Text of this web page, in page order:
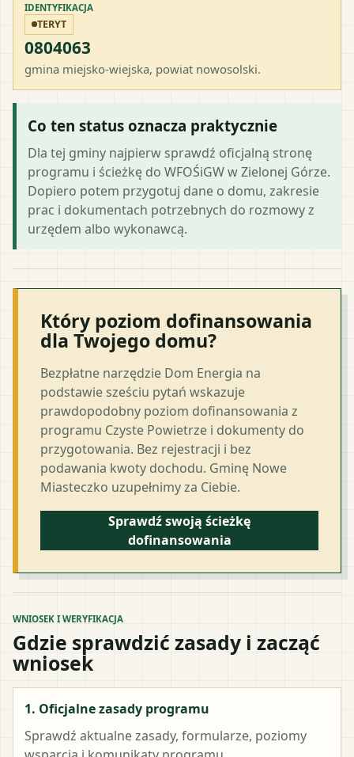
IDENTYFIKACJA
TERYT
0804063
gmina miejsko-wiejska, powiat nowosolski.
Co ten status oznacza praktycznie
Dla tej gminy najpierw sprawdź oficjalną stronę
programu i ścieżkę do WFOŚiGW w Zielonej Górze.
Dopiero potem przygotuj dane o domu, zakresie
prac i dokumentach potrzebnych do rozmowy z
urzędem albo wykonawcą.
Który poziom dofinansowania
dla Twojego domu?
Bezpłatne narzędzie Dom Energia na
podstawie sześciu pytań wskazuje
prawdopodobny poziom dofinansowania z
programu Czyste Powietrze i dokumenty do
przygotowania. Bez rejestracji i bez
podawania kwoty dochodu. Gminę Nowe
Miasteczko uzupełnimy za Ciebie.
Sprawdź swoją ścieżkę
dofinansowania
WNIOSEK I WERYFIKACJA
Gdzie sprawdzić zasady i zacząć
wniosek
1. Oficjalne zasady programu
Sprawdź aktualne zasady, formularze, poziomy